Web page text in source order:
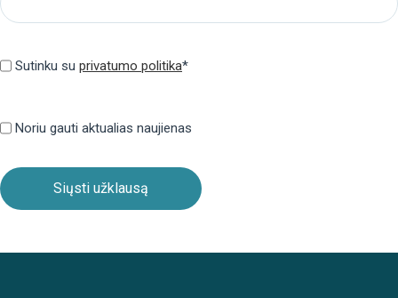
politika
Sutinku su privatumo politika*
politika
Noriu gauti aktualias naujienas